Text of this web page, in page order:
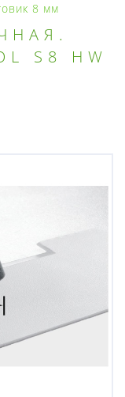
8 мм
S8 HW